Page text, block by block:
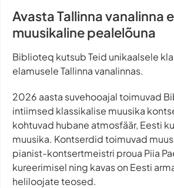
Avasta Tallinna vanalinna
muusikaline pealelõuna
Biblioteq kutsub Teid unikaalsele
elamusele Tallinna vanalinnas.
2026 aasta suvehooajal toimuvad
intiimsed klassikalise muusika
kohtuvad hubane atmosfäär, Eesti
muusika. Kontserdid toimuvad
pianist-kontsertmeistri proua Piia
kureerimisel ning kavas on Eesti
heliloojate teosed.